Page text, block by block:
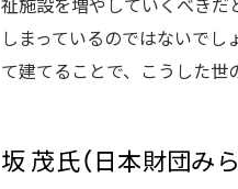
しまっているのではないで
て建てることで、こうした世
坂 茂氏（日本財団み